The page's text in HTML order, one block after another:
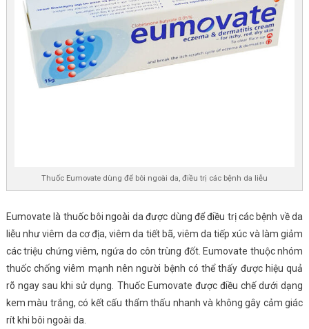
Thuốc Eumovate dùng để bôi ngoài da, điều trị các bệnh da liễu
Eumovate là thuốc bôi ngoài da được dùng để điều trị các bệnh về da
liễu như viêm da cơ địa, viêm da tiết bã, viêm da tiếp xúc và làm giảm
các triệu chứng viêm, ngứa do côn trùng đốt. Eumovate thuộc nhóm
thuốc chống viêm mạnh nên người bệnh có thể thấy được hiệu quả
rõ ngay sau khi sử dụng. Thuốc Eumovate được điều chế dưới dạng
kem màu trắng, có kết cấu thẩm thấu nhanh và không gây cảm giác
rít khi bôi ngoài da.